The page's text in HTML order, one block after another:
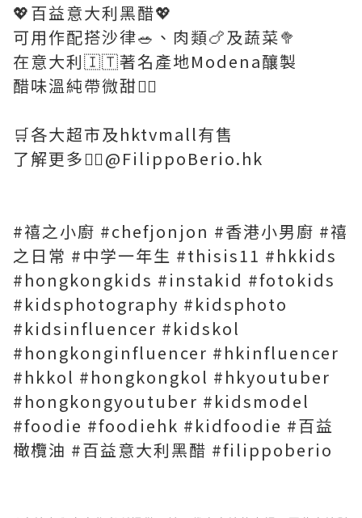
💖百益意大利黑醋💖
可用作配搭沙律🥗、肉類🍗及蔬菜🥦
在意大利🇮🇹著名產地Modena釀製
醋味溫純帶微甜👍🏻
🛒各大超市及hktvmall有售
了解更多👉🏻@FilippoBerio.hk
#禧之小廚 #chefjonjon #香港小男廚 #禧
之日常 #中学一年生 #thisis11 #hkkids
#hongkongkids #instakid #fotokids
#kidsphotography #kidsphoto
#kidsinfluencer #kidskol
#hongkonginfluencer #hkinfluencer
#hkkol #hongkongkol #hkyoutuber
#hongkongyoutuber #kidsmodel
#foodie #foodiehk #kidfoodie #百益
橄欖油 #百益意大利黑醋 #filippoberio